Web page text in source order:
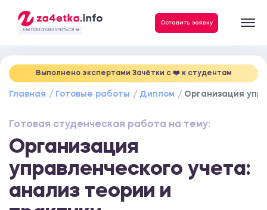
- МЫ ПОМОГАЕМ УЧИТЬСЯ ❤️
Оставить заявку
Выполнено экспертами Зачётки c ❤️ к студентам
Главная Готовые работы Диплом Организация
Готовая студенческая работа на тему:
Организация
управленческого учета:
анализ теории и